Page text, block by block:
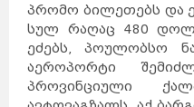
პრომო ბილეთებს და
სულ რაღაც 480
ეძებს, პოულობსო
აეროპორტი
პროვინციული